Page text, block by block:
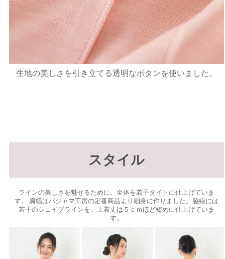
生地の美しさを引き立てる透明なボタンを使いました。
スタイル
ラインの美しさを魅せるために、全体を若干タイトに仕上げていま
す。 肩幅はパジャマ工房の定番商品より細身に作りました。脇線には
若干のシェイプラインを、上着丈は５ｃｍほど短めに仕上げていま
す。